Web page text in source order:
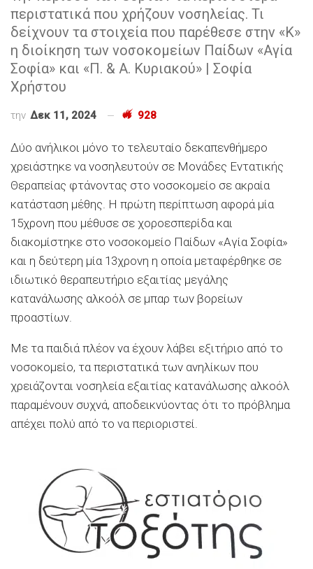
περιστατικά που χρήζουν νοσηλείας. Τι
δείχνουν τα στοιχεία που παρέθεσε στην «Κ»
η διοίκηση των νοσοκομείων Παίδων «Αγία
Σοφία» και «Π. & Α. Κυριακού» | Σοφία
Χρήστου
την Δεκ 11, 2024 928
Δύο ανήλικοι μόνο το τελευταίο δεκαπενθήμερο
χρειάστηκε να νοσηλευτούν σε Μονάδες Εντατικής
Θεραπείας φτάνοντας στο νοσοκομείο σε ακραία
κατάσταση μέθης. Η πρώτη περίπτωση αφορά μία
15χρονη που μέθυσε σε χοροεσπερίδα και
διακομίστηκε στο νοσοκομείο Παίδων «Αγία Σοφία»
και η δεύτερη μία 13χρονη η οποία μεταφέρθηκε σε
ιδιωτικό θεραπευτήριο εξαιτίας μεγάλης
κατανάλωσης αλκοόλ σε μπαρ των βορείων
προαστίων.
Με τα παιδιά πλέον να έχουν λάβει εξιτήριο από το
νοσοκομείο, τα περιστατικά των ανηλίκων που
χρειάζονται νοσηλεία εξαιτίας κατανάλωσης αλκοόλ
παραμένουν συχνά, αποδεικνύοντας ότι το πρόβλημα
απέχει πολύ από το να περιοριστεί.